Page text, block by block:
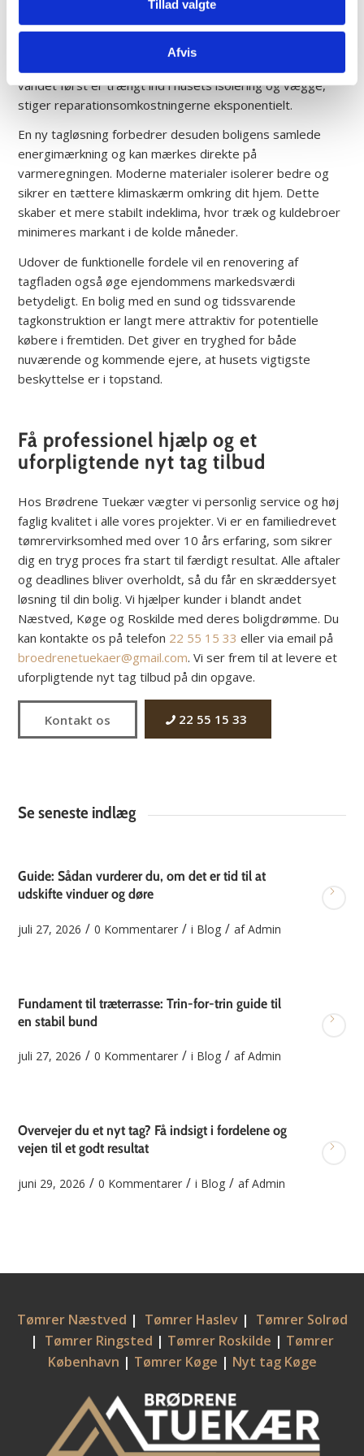
Tillad valgte
Afvis
Det kan ofte virke som en uoverskuelig økonomisk post at
planlægge en komplet tagudskiftning. Dog viser
erfaringen, at det næsten altid er billigere at handle
vandet først er trængt ind i husets isolering og vægge,
stiger reparationsomkostningerne eksponentielt.
En ny tagløsning forbedrer desuden boligens samlede
energimærkning og kan mærkes direkte på
varmeregningen. Moderne materialer isolerer bedre og
sikrer en tættere klimaskærm omkring dit hjem. Dette
skaber et mere stabilt indeklima, hvor træk og kuldebroer
minimeres markant i de kolde måneder.
Udover de funktionelle fordele vil en renovering af
tagfladen også øge ejendommens markedsværdi
betydeligt. En bolig med en sund og tidssvarende
tagkonstruktion er langt mere attraktiv for potentielle
købere i fremtiden. Det giver en tryghed for både
nuværende og kommende ejere, at husets vigtigste
beskyttelse er i topstand.
Få professionel hjælp og et
uforpligtende nyt tag tilbud
Hos Brødrene Tuekær vægter vi personlig service og høj
faglig kvalitet i alle vores projekter. Vi er en familiedrevet
tømrervirksomhed med over 10 års erfaring, som sikrer
dig en tryg proces fra start til færdigt resultat. Alle aftaler
og deadlines bliver overholdt, så du får en skræddersyet
løsning til din bolig. Vi hjælper kunder i blandt andet
Næstved, Køge og Roskilde med deres boligdrømme. Du
kan kontakte os på telefon 22 55 15 33 eller via email på
broedrenetuekaer@gmail.com. Vi ser frem til at levere et
uforpligtende nyt tag tilbud på din opgave.
Kontakt os 22 55 15 33
Se seneste indlæg
Guide: Sådan vurderer du, om det er tid til at
udskifte vinduer og døre
juli 27, 2026 / 0 Kommentarer / i Blog / afAdmin
Fundament til træterrasse: Trin-for-trin guide til
en stabil bund
juli 27, 2026 / 0 Kommentarer / i Blog / afAdmin
Overvejer du et nyt tag? Få indsigt i fordelene og
vejen til et godt resultat
juni 29, 2026 / 0 Kommentarer / i Blog / afAdmin
Tømrer Næstved | Tømrer Haslev| Tømrer Solrød
| Tømrer Ringsted | Tømrer Roskilde | Tømrer
København | Tømrer Køge | Nyt tag Køge